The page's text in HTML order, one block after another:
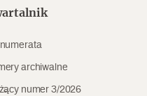
archiwalne
numer 3/2026